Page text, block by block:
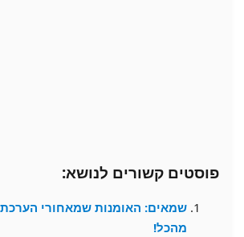
פוסטים קשורים לנושא:
שמאים: האומנות שמאחורי
מהכל!